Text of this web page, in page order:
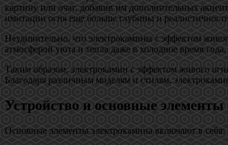
картину или очаг, добавив им дополнительных
имитации огня еще больше глубины и
Неудивительно, что электрокамины с эффектом
атмосферой уюта и тепла даже в холодное время
Таким образом, электрокамин с эффектом живого
Благодаря различным моделям и стилям,
Устройство и основные
Основные элементы электрокамина включают в себя: